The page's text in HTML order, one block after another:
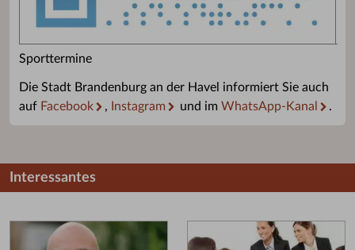
Sporttermine
Die Stadt Brandenburg an der Havel informiert Sie auch
auf Facebook , Instagram und im WhatsApp-Kanal .
Interessantes